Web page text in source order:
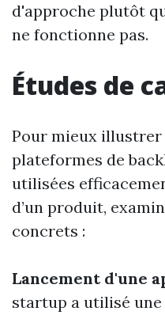
d'approche plutôt
ne fonctionne pas.
Études de
Pour mieux illustrer
plateformes de
utilisées
d’un produit,
concrets :
Lancement d'une
startup a utilisé